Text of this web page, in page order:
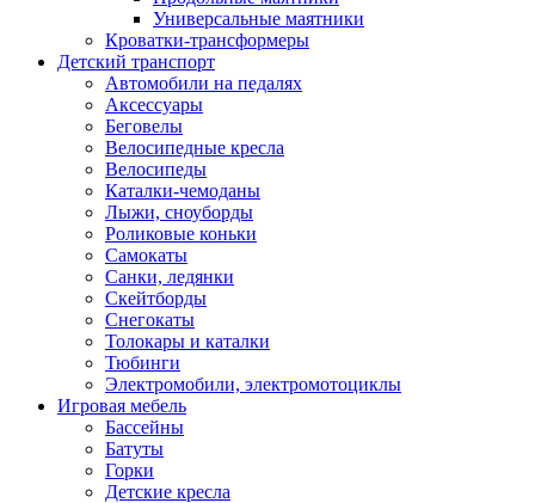
Универсальные маятники
Кроватки-трансформеры
Детский транспорт
Автомобили на педалях
Аксессуары
Беговелы
Велосипедные кресла
Велосипеды
Каталки-чемоданы
Лыжи, сноуборды
Роликовые коньки
Самокаты
Санки, ледянки
Скейтборды
Снегокаты
Толокары и каталки
Тюбинги
Электромобили, электромотоциклы
Игровая мебель
Бассейны
Батуты
Горки
Детские кресла